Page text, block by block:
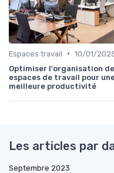
Espaces travail • 10/01/
Optimiser l'organisation
espaces de travail pour
meilleure productivité
Les articles par
Septembre 2023